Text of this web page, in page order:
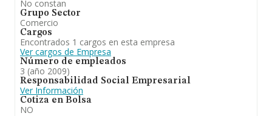
No constan
Grupo Sector
Comercio
Cargos
Encontrados 1 cargos en esta empresa
Ver cargos de Empresa
Número de empleados
3 (año 2009)
Responsabilidad Social Empresarial
Ver Información
Cotiza en Bolsa
NO